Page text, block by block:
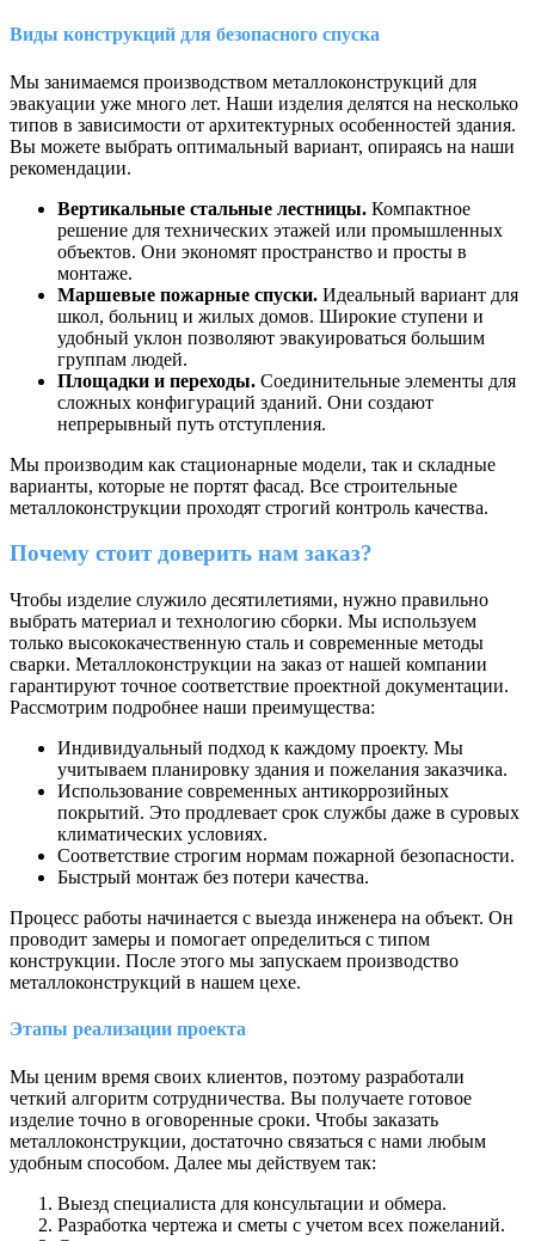
Виды конструкций для безопасного спуска
Мы занимаемся производством металлоконструкций для
эвакуации уже много лет. Наши изделия делятся на несколько
типов в зависимости от архитектурных особенностей здания.
Вы можете выбрать оптимальный вариант, опираясь на наши
рекомендации.
Вертикальные стальные лестницы. Компактное
решение для технических этажей или промышленных
объектов. Они экономят пространство и просты в
монтаже.
Маршевые пожарные спуски. Идеальный вариант для
школ, больниц и жилых домов. Широкие ступени и
удобный уклон позволяют эвакуироваться большим
группам людей.
Площадки и переходы. Соединительные элементы для
сложных конфигураций зданий. Они создают
непрерывный путь отступления.
Мы производим как стационарные модели, так и складные
варианты, которые не портят фасад. Все строительные
металлоконструкции проходят строгий контроль качества.
Почему стоит доверить нам заказ?
Чтобы изделие служило десятилетиями, нужно правильно
выбрать материал и технологию сборки. Мы используем
только высококачественную сталь и современные методы
сварки. Металлоконструкции на заказ от нашей компании
гарантируют точное соответствие проектной документации.
Рассмотрим подробнее наши преимущества:
Индивидуальный подход к каждому проекту. Мы
учитываем планировку здания и пожелания заказчика.
Использование современных антикоррозийных
покрытий. Это продлевает срок службы даже в суровых
климатических условиях.
Соответствие строгим нормам пожарной безопасности.
Быстрый монтаж без потери качества.
Процесс работы начинается с выезда инженера на объект. Он
проводит замеры и помогает определиться с типом
конструкции. После этого мы запускаем производство
металлоконструкций в нашем цехе.
Этапы реализации проекта
Мы ценим время своих клиентов, поэтому разработали
четкий алгоритм сотрудничества. Вы получаете готовое
изделие точно в оговоренные сроки. Чтобы заказать
металлоконструкции, достаточно связаться с нами любым
удобным способом. Далее мы действуем так:
Выезд специалиста для консультации и обмера.
Разработка чертежа и сметы с учетом всех пожеланий.